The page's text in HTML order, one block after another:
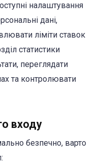
налаштування
дані,
ліміти ставок
статистики
переглядати
та контролювати
входу
безпечно, варто